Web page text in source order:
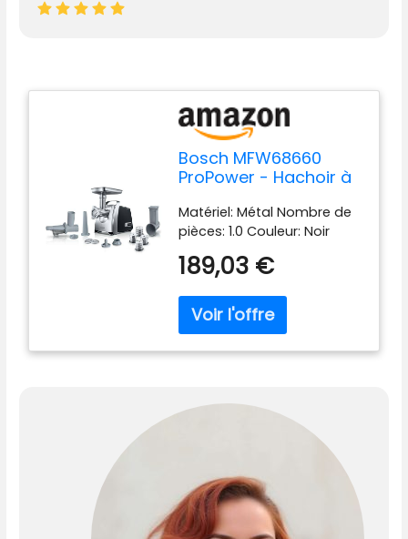
Bosch MFW68660
ProPower - Hachoir à
Matériel: Métal Nombre de
pièces: 1.0 Couleur: Noir
189,03 €